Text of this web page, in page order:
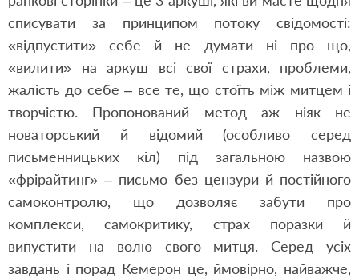
списувати за принципом потоку свідомості:
«відпустити» себе й не думати ні про що,
«вилити» на аркуш всі свої страхи, проблеми,
жалість до себе – все те, що стоїть між митцем і
творчістю. Пропонований метод аж ніяк не
новаторський й відомий (особливо серед
письменницьких кіл) під загальною назвою
«фрірайтинг» – письмо без цензури й постійного
самоконтролю, що дозволяє забути про
комплекси, самокритику, страх поразки й
випустити на волю свого митця. Серед усіх
завдань і порад Кемерон це, ймовірно, найважче,